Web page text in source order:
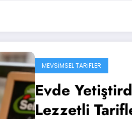
MEVSIMSEL TARIFLER
Evde
Lezzetli